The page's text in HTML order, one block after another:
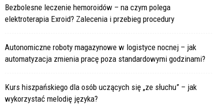
Bezbolesne leczenie hemoroidów – na czym polega
elektroterapia Exroid? Zalecenia i przebieg procedury
Autonomiczne roboty magazynowe w logistyce nocnej – jak
automatyzacja zmienia pracę poza standardowymi godzinami?
Kurs hiszpańskiego dla osób uczących się „ze słuchu” – jak
wykorzystać melodię języka?